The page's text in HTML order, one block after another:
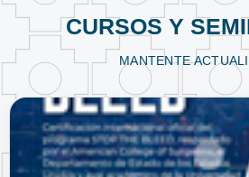
CURSOS Y
MANTENTE